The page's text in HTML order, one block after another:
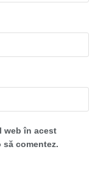
web în acest
comentez.